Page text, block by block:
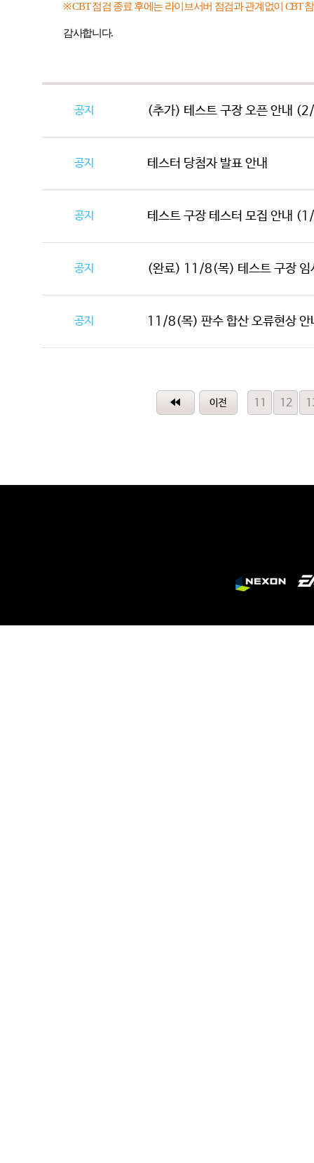
※CBT점검 종료 후에는 라이브서버 점검과 관계없이 CBT
감사합니다.
공지 (추가) 테스트 구장 오픈 안내
공지 테스터 당첨자 발표 안내
공지 테스트 구장 테스터 모집 안내
공지 (완료) 11/8(목) 테스트 구장
공지 11/8(목) 판수 합산 오류현상
11 12